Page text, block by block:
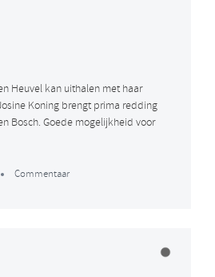
Heuvel kan uithalen met haar
Koning brengt prima redding
Bosch. Goede mogelijkheid voor
Commentaar